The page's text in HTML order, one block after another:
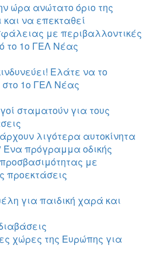
ώρα ανώτατο όριο της
να επεκταθεί
με περιβαλλοντικές
το 1ο ΓΕΛ Νέας
Ελάτε να το
1ο ΓΕΛ Νέας
σταματούν για τους
λιγότερα αυτοκίνητα
πρόγραμμα οδικής
με
προεκτάσεις
για παιδική χαρά και
χώρες της Ευρώπης για